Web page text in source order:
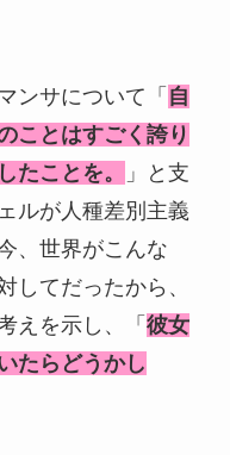
ンサについて「 自
ことはすごく誇り
たことを。
」と支
ルが人種差別主義
、世界がこんな
してだったから、
えを示し、「 彼女
たらどうかし